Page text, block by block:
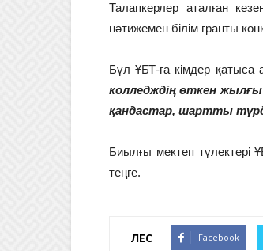
Талапкерлер аталған
нәтижемен білім гранты
Бұл ҰБТ-ға кімдер қатыса
колледждің өткен
қандастар, шартты
Биылғы мектеп түлектері
теңге.
ҮЛЕС Facebook